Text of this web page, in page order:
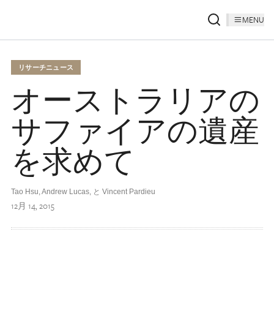
MENU
リサーチニュース
オーストラリアの
サファイアの遺産
を求めて
Tao Hsu, Andrew Lucas, と Vincent Pardieu
12月 14, 2015